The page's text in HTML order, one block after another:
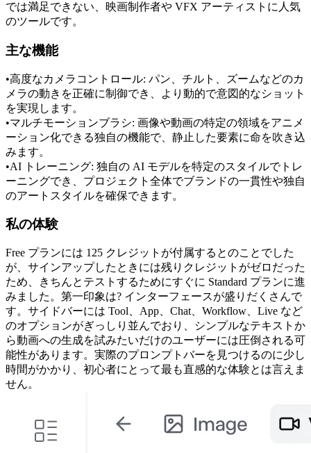
では満足できない、映画制作者や VFX アーティストに人気
のツールです。
主な機能
•高度なカメラコントロール: パン、チルト、ズームなどのカ
メラの動きを正確に制御でき、より動的で意図的なショット
を実現します。
•マルチモーションブラシ: 画像や動画の特定の領域をアニメ
ーション化できる独自の機能で、静止した要素に命を吹き込
みます。
•AI トレーニング: 独自の AI モデルを特定のスタイルでトレ
ーニングでき、プロジェクト全体でブランドの一貫性や独自
のアートスタイルを確保できます。
私の体験
Free プランには 125 クレジットが付属するとのことでした
が、サインアップしたときには残りクレジットがゼロだった
ため、きちんとテストするためにすぐに Standard プランに進
みました。第一印象は? インターフェースが盛りだくさんで
す。サイドバーには Tool、App、Chat、Workflow、Live など
のオプションがぎっしり並んでおり、シンプルなテキストか
ら動画への生成を試みたいだけのユーザーには圧倒される可
能性があります。実際のプロンプトバーを見つけるのに少し
時間がかかり、初心者にとって最も直感的な体験とは言えま
せん。